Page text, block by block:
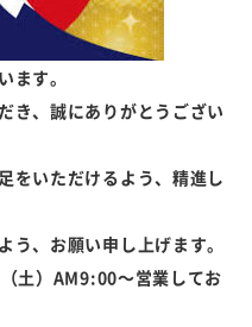
ます。
き、誠にありがとうござい
をいただけるよう、精進し
、お願い申し上げます。
土）AM9:00～営業してお